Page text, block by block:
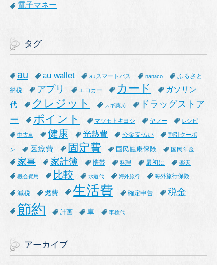
電子マネー
タグ
au au wallet auスマートパス nanaco
ふるさと
納税
アプリ エコカー カード
ガソリン
代
クレジット スギ薬局
ドラッグストア
ー
ポイント マツモトキヨシ ヤフー レシピ
中古車 健康 光熱費 公金支払い 割引クーポ
ン 医療費 固定費 国民健康保険 国民年金
家事 家計簿 携帯 料理 最初に 楽天
機会費用 比較 水道代 海外旅行 海外旅行保険
減税 燃費 生活費 確定申告 税金
節約 計画 車 車検代
アーカイブ